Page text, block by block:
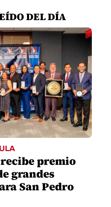
DEL DÍA
premio
grandes
San Pedro